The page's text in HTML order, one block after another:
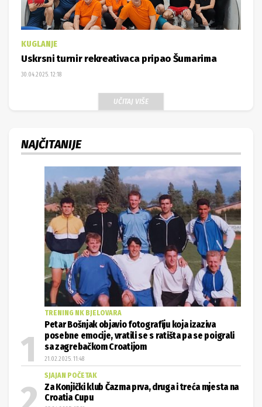
KUGLANJE
Uskrsni turnir rekreativaca pripao Šumarima
30.04.2025. 12:18
UČITAJ VIŠE
NAJČITANIJE
TRENING NK BJELOVARA
Petar Bošnjak objavio fotografiju koja izaziva
posebne emocije, vratili se s ratišta pa se poigrali
sa zagrebačkom Croatijom
21.02.2025. 11:48
SJAJAN POČETAK
Za Konjički klub Čazma prva, druga i treća mjesta na
Croatia Cupu